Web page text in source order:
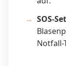
SOS-
Notfall-